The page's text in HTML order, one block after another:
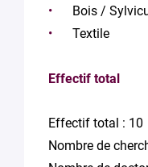
Bois /
Textile
Effectif total
Effectif total : 10
Nombre de